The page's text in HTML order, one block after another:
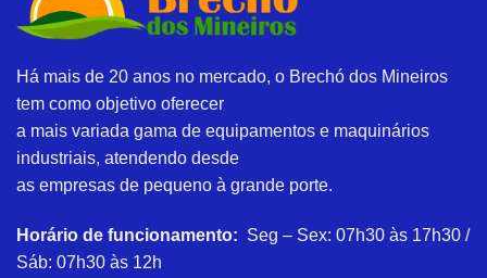
Há mais de 20 anos no mercado, o Brechó dos Mineiros
tem como objetivo oferecer
a mais variada gama de equipamentos e maquinários
industriais, atendendo desde
as empresas de pequeno à grande porte.
Horário de funcionamento: Seg – Sex: 07h30 às 17h30 /
Sáb: 07h30 às 12h